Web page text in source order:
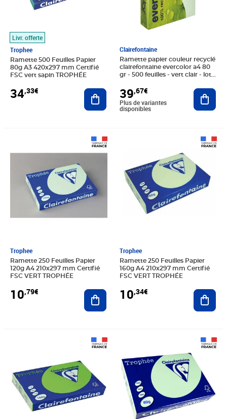
Livr. offerte
Trophee
Ramette 500 Feuilles Papier
80g A3 420x297 mm Certifié
FSC vert sapin TROPHÉE
34,33€ Ajouter au panier
Clairefontaine
Ramette papier couleur recyclé
clairefontaine evercolor a4 80
gr - 500 feuilles - vert clair - lot
39,67€
Plus de variantes
disponibles
Trophee
Ramette 250 Feuilles Papier
120g A4 210x297 mm Certifié
FSC VERT TROPHÉE
10,79€ Ajouter au panier
Trophee
Ramette 250 Feuilles Papier
160g A4 210x297 mm Certifié
FSC VERT TROPHÉE
10,34€